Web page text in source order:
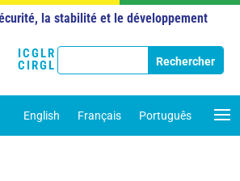
ICGLR
CIRGL
la stabilité et le développement
English Français Português